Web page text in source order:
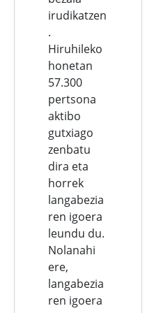
irudikatzen
.
Hiruhileko
honetan
57.300
pertsona
aktibo
gutxiago
zenbatu
dira eta
horrek
langabezia
ren igoera
leundu du.
Nolanahi
ere,
langabezia
ren igoera